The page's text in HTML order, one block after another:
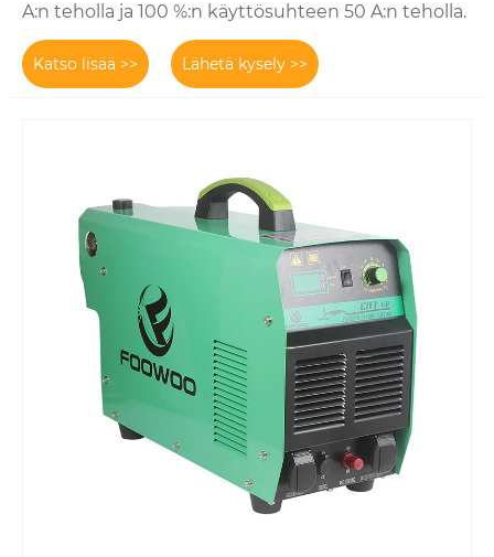
A:n teholla ja 100 %:n käyttösuhteen 50 A:n teholla.
Katso lisää >> Lähetä kysely >>